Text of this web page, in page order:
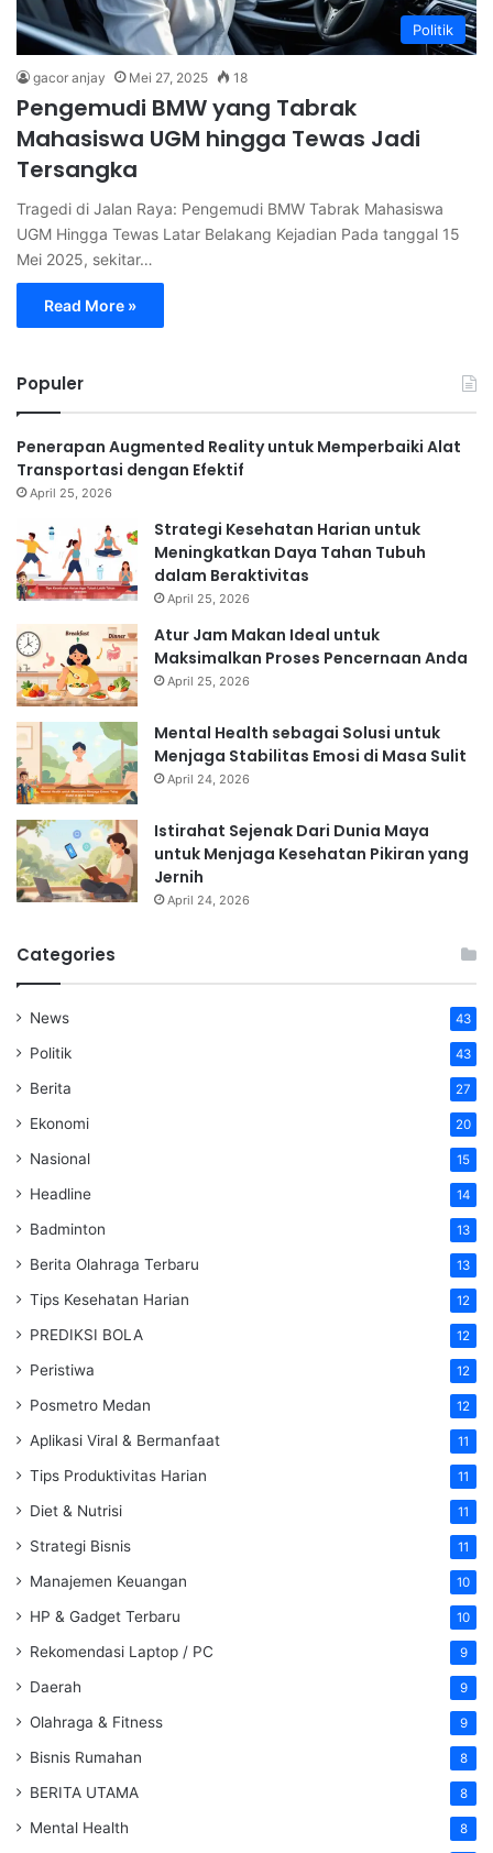
Politik
gacor anjay Mei 27, 2025 18
Pengemudi BMW yang Tabrak
Mahasiswa UGM hingga Tewas Jadi
Tersangka
Tragedi di Jalan Raya: Pengemudi BMW Tabrak Mahasiswa
UGM Hingga Tewas Latar Belakang Kejadian Pada tanggal 15
Mei 2025, sekitar…
Read More »
Populer
Penerapan Augmented Reality untuk Memperbaiki Alat
Transportasi dengan Efektif
April 25, 2026
Strategi Kesehatan Harian untuk
Meningkatkan Daya Tahan Tubuh
dalam Beraktivitas
April 25, 2026
Atur Jam Makan Ideal untuk
Maksimalkan Proses Pencernaan Anda
April 25, 2026
Mental Health sebagai Solusi untuk
Menjaga Stabilitas Emosi di Masa Sulit
April 24, 2026
Istirahat Sejenak Dari Dunia Maya
untuk Menjaga Kesehatan Pikiran yang
Jernih
April 24, 2026
Categories
News 43
Politik 43
Berita 27
Ekonomi 20
Nasional 15
Headline 14
Badminton 13
Berita Olahraga Terbaru 13
Tips Kesehatan Harian 12
PREDIKSI BOLA 12
Peristiwa 12
Posmetro Medan 12
Aplikasi Viral & Bermanfaat 11
Tips Produktivitas Harian 11
Diet & Nutrisi 11
Strategi Bisnis 11
Manajemen Keuangan 10
HP & Gadget Terbaru 10
Rekomendasi Laptop / PC 9
Daerah 9
Olahraga & Fitness 9
Bisnis Rumahan 8
BERITA UTAMA 8
Mental Health 8